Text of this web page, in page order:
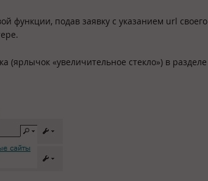
функции, подав заявку с указанием url
(ярлычок «увеличительное стекло») в